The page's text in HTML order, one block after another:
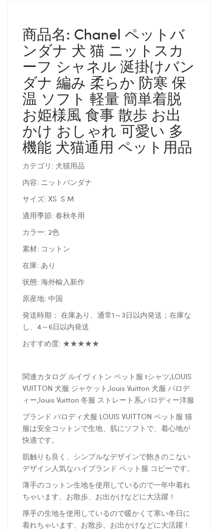
商品名: Chanel ペットバ
ンダナ 犬 猫 ニットスカ
ーフ シャネル 涎掛けバン
ダナ 編み 柔らか 防寒 保
温 ソフト 軽量 簡単着脱
お姫様風 食事 散歩 お出
かけ おしゃれ 可愛い 多
機能 犬猫通用 ペット用品
カテゴリ: 犬猫用品
内容: ニットバンダナ
サイズ: XS S M
適用季節: 春秋冬用
カラー: 2色
素材: コットン
在庫: あり
状態: 海外輸入新作
原産地: 中国
発送時期： 在庫あり、通常1～3日以内発送；在庫な
し、4～6日以内発送
おすすめ度: ★★★★★
関連カタログ ルイヴィトン ペット服 tシャツ,LOUIS
VUITTON 犬服 ジャケット,louis Vuitton 犬服 パロデ
ィー,louis Vuitton 冬服 ストレート系,パロディー洋服
ブランド パロディ犬服 LOUIS VUITTON ペット服 猫
服は安全コットンで生地、肌にソフトで、着心地が
快適です。
肌触りも良く、シンプルなデザインで飽きのこない
デザイン人気なハイブランド ペット服 コピーです。
薄手のコットン生地を使用しているので一年中着れ
ちゃいます、お散歩、お出かけなどに大活躍！
厚手の生地を使用しているので暖かくて寒い冬日に
着れちゃいます、お散歩、お出かけなどに大活躍！